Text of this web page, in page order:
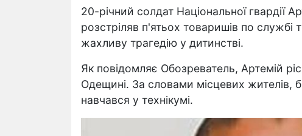
20-річний солдат Національної гвардії
розстріляв п'ятьох товаришів по
жахливу трагедію у дитинстві.
Як повідомляє Обозреватель, Артемій
Одещині. За словами місцевих жителів,
навчався у технікумі.